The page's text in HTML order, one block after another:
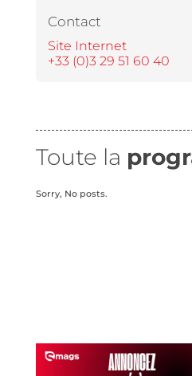
Contact
Site Internet
+33 (0)3 29 51 60 40
Toute la
Sorry, No posts.